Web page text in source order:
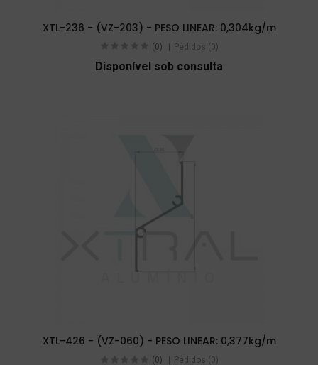
XTL-236 - (VZ-203) - PESO LINEAR: 0,304kg/m
(0) Pedidos (0)
Disponível sob consulta
XTL-426 - (VZ-060) - PESO LINEAR: 0,377kg/m
(0) Pedidos (0)